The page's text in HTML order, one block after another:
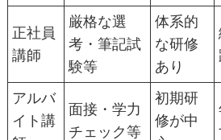
正社員
講師
厳格な選
考・筆記試
験等
体系的
な研修
あり
アルバ
イト講
面接・学力
チェック等
初期研
修が中